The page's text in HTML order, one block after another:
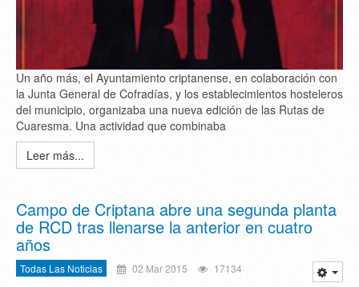
Un año más, el Ayuntamiento criptanense, en colaboración con
la Junta General de Cofradías, y los establecimientos hosteleros
del municipio, organizaba una nueva edición de las Rutas de
Cuaresma. Una actividad que combinaba
Leer más...
Campo de Criptana abre una segunda planta
de RCD tras llenarse la anterior en cuatro
años
Todas Las Noticias 02 Mar 2015 17134